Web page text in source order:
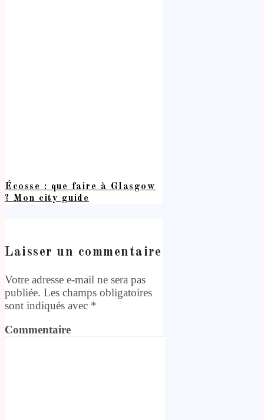
Écosse : que faire à Glasgow
? Mon city guide
Laisser un commentaire
Votre adresse e-mail ne sera pas
publiée. Les champs obligatoires
sont indiqués avec *
Commentaire